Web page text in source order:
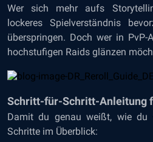
Wer sich mehr aufs
lockeres Spielverständnis
überspringen. Doch wer in PvP-
hochstufigen Raids glänzen
Schritt-für-Schritt-Anleitung
Damit du genau weißt, wie du
Schritte im Überblick: